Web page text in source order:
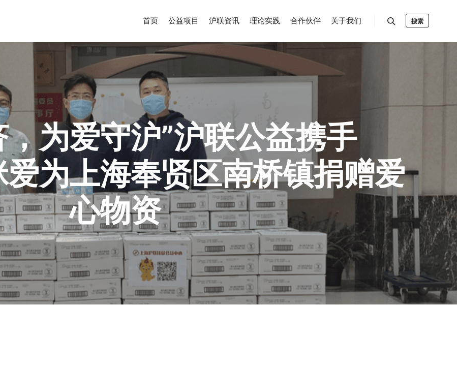
首页 公益项目 沪联资讯 理论实践 合作伙伴 关于我们 搜索
，为爱守沪”沪联公益携手
为上海奉贤区南桥镇捐赠爱
心物资